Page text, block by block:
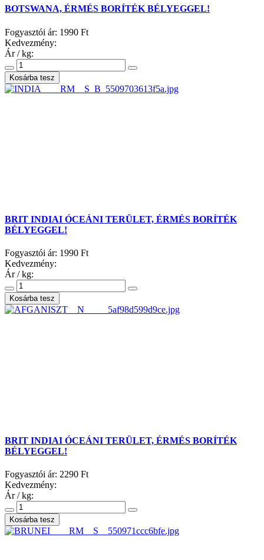
BOTSWANA, ÉRMÉS BORÍTÉK BÉLYEGGEL!
Fogyasztói ár: 1990 Ft
Kedvezmény:
Ár / kg:
BRIT INDIAI ÓCEÁNI TERÜLET, ÉRMÉS BORÍTÉK
BÉLYEGGEL!
Fogyasztói ár: 1990 Ft
Kedvezmény:
Ár / kg:
BRIT INDIAI ÓCEÁNI TERÜLET, ÉRMÉS BORÍTÉK
BÉLYEGGEL!
Fogyasztói ár: 2290 Ft
Kedvezmény:
Ár / kg: